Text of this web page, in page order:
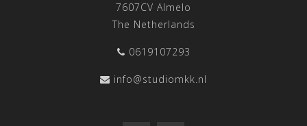
7607CV Almelo
The Netherlands
0619107293
info@studiomkk.nl